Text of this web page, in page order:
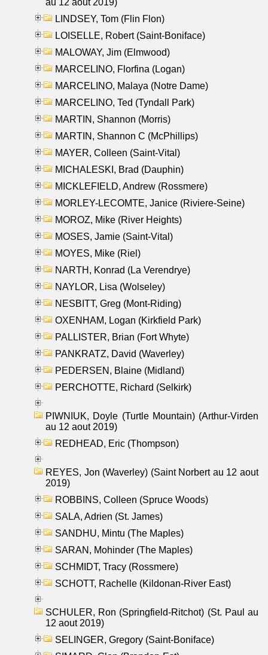
LINDSEY, Tom (Flin Flon)
LOISELLE, Robert (Saint-Boniface)
MALOWAY, Jim (Elmwood)
MARCELINO, Florfina (Logan)
MARCELINO, Malaya (Notre Dame)
MARCELINO, Ted (Tyndall Park)
MARTIN, Shannon (Morris)
MARTIN, Shannon C (McPhillips)
MAYER, Colleen (Saint-Vital)
MICHALESKI, Brad (Dauphin)
MICKLEFIELD, Andrew (Rossmere)
MORLEY-LECOMTE, Janice (Riviere-Seine)
MOROZ, Mike (River Heights)
MOSES, Jamie (Saint-Vital)
MOYES, Mike (Riel)
NARTH, Konrad (La Verendrye)
NAYLOR, Lisa (Wolseley)
NESBITT, Greg (Mont-Riding)
OXENHAM, Logan (Kirkfield Park)
PALLISTER, Brian (Fort Whyte)
PANKRATZ, David (Waverley)
PEDERSEN, Blaine (Midland)
PERCHOTTE, Richard (Selkirk)
PIWNIUK, Doyle (Turtle Mountain) (Arthur-Virden
au 12 aout 2019)
REDHEAD, Eric (Thompson)
REYES, Jon (Waverley) (Saint Norbert au 12 aout
2019)
ROBBINS, Colleen (Spruce Woods)
SALA, Adrien (St. James)
SANDHU, Mintu (The Maples)
SARAN, Mohinder (The Maples)
SCHMIDT, Tracy (Rossmere)
SCHOTT, Rachelle (Kildonan-River East)
SCHULER, Ron (Springfield-Ritchot) (St. Paul au
12 aout 2019)
SELINGER, Gregory (Saint-Boniface)